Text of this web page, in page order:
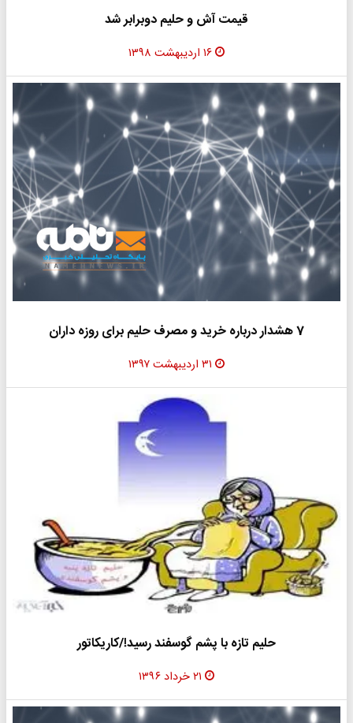
قیمت آش و حلیم دوبرابر شد
۱۶ اردیبهشت ۱۳۹۸
7 هشدار درباره خرید و مصرف حلیم برای روزه داران
۳۱ اردیبهشت ۱۳۹۷
حلیم تازه با پشم گوسفند رسید!/کاریکاتور
۲۱ خرداد ۱۳۹۶